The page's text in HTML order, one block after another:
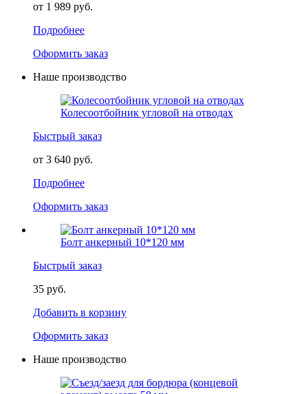
от 1 989 руб.
Подробнее
Оформить заказ
Наше производство
Колесоотбойник угловой на отводах
Быстрый заказ
от 3 640 руб.
Подробнее
Оформить заказ
Болт анкерный 10*120 мм
Быстрый заказ
35 руб.
Добавить в корзину
Оформить заказ
Наше производство